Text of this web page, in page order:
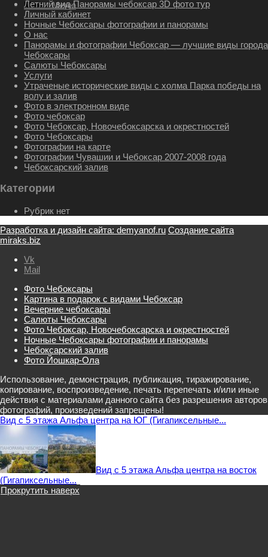
Меню Меню
Летний вид Панорамы чебоксар 3D фото тур
Личный кабинет
Ночные Чебоксары фотографии и панорамы
О нас
Панорамы и фотографии Чебоксар — лучшие виды города
Чебоксары
Салюты Чебоксары
Услуги
Утраченые исторические виды с холма Парка победы на
волу и залив
Фото в электронном виде
Фото чебоксар
Фото Чебоксар, Новочебоксарска и окрестностей
Фото Чебоксары
Фотографии на карте
Фотографии Чувашии и Чебоксар 2007-2008 года
Чебоксарский залив
Категории
Рубрик нет
Разработка и дизайн сайта: demyanof.ru Создание сайта
miraks.biz
Vk
Mail
Фото Чебоксары
Картина в подарок с видами Чебоксар
Вечерние чебоксары
Салюты Чебоксары
Фото Чебоксар, Новочебоксарска и окрестностей
Ночные Чебоксары фотографии и панорамы
Чебоксарский залив
Фото Йошкар-Ола
Использование, демонстрация, публикация, тиражирование,
копирование, воспроизведение, печать перепечать и/или иные
действия с материалами данного сайта без разрешения авторов
фотографий, произведений запрещены!
Вид с 5 этажа Альфа центра на ЮГ (Гигапиксельные...
Вид с 5 этажа Альфа центра на восток
(Гигапиксельные...
Прокрутить наверх